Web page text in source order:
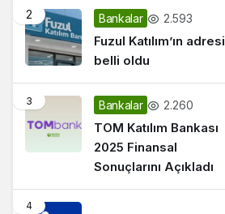
2 Bankalar 2.593
Fuzul Katılım’ın adresi
belli oldu
3 Bankalar 2.260
TOM Katılım Bankası
2025 Finansal
Sonuçlarını Açıkladı
4